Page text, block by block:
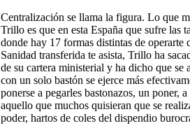
Centralización se llama la figura. Lo que
Trillo es que en esta España que sufre las
donde hay 17 formas distintas de operarte
Sanidad transferida te asista, Trillo ha
de su cartera ministerial y ha dicho que se
con un solo bastón se ejerce más
ponerse a pegarles bastonazos, un poner,
aquello que muchos quisieran que se
poder, hartos de coles del dispendio